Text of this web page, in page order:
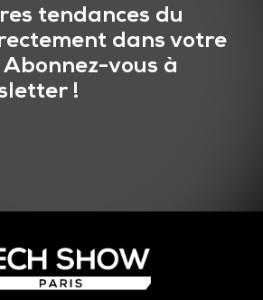
tendances du
dans votre
vous à
!